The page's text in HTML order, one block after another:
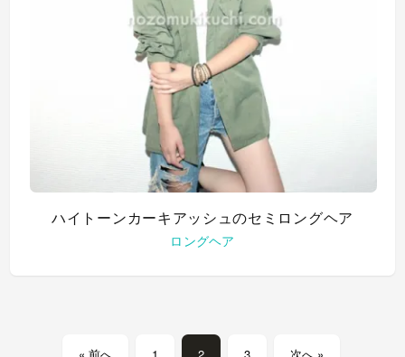
ハイトーンカーキアッシュのセミロングヘア
ロングヘア